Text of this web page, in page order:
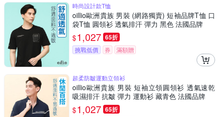
時尚設計款T恤
oillio歐洲貴族 男裝 (網路獨賣) 短袖品牌T恤 口
袋T恤 圓領衫 透氣排汗 彈力 黑色 法國品牌
$1,027 65折
挑戰低價 券 滿額贈
超柔防皺運動立領衫
oillio歐洲貴族 男裝 短袖立領圓領衫 透氣速乾
吸濕排汗 抗皺 彈力 運動衫 藏青色 法國品牌
$1,027 65折